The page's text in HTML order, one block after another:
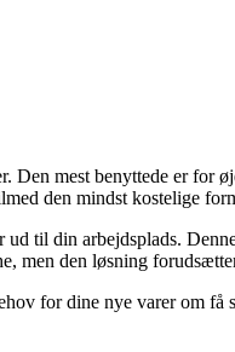
mest benyttede er
den mindst kostelige
til din arbejdsplads.
men den løsning
for dine nye varer om få